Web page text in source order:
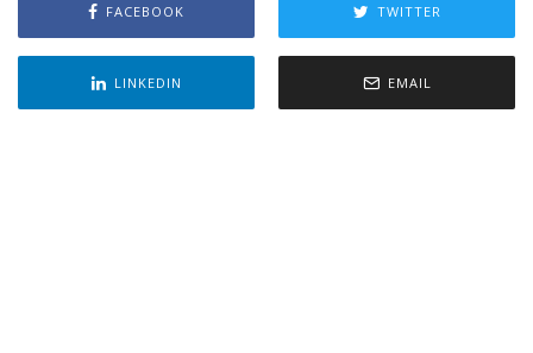
FACEBOOK TWITTER
LINKEDIN EMAIL